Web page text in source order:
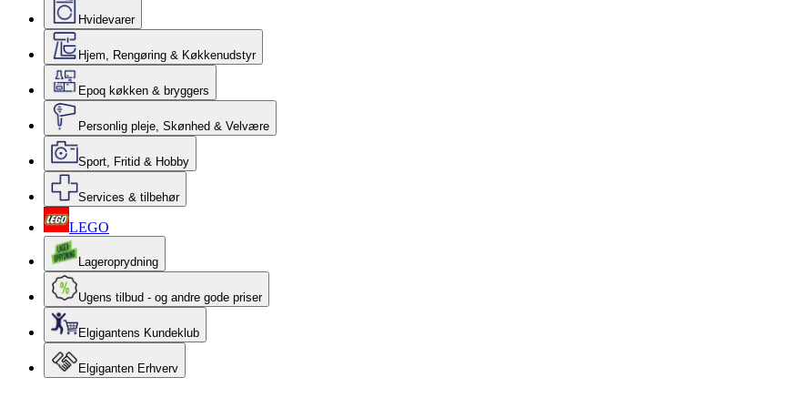
Hvidevarer
Hjem, Rengøring & Køkkenudstyr
Epoq køkken & bryggers
Personlig pleje, Skønhed & Velvære
Sport, Fritid & Hobby
Services & tilbehør
LEGO
Lageroprydning
Ugens tilbud - og andre gode priser
Elgigantens Kundeklub
Elgiganten Erhverv